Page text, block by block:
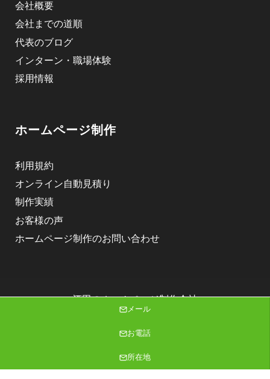
会社概要
会社までの道順
代表のブログ
インターン・職場体験
採用情報
ホームページ制作
利用規約
オンライン自動見積り
制作実績
お客様の声
ホームページ制作のお問い合わせ
酒田のホームページ制作会社
株式会社ニゴロデザイン
Copyright (C) 2026 株式会社ニゴロデザイン All Rights Reserved.
メール
お電話
所在地